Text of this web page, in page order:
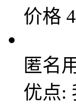
价格
匿名
优点: